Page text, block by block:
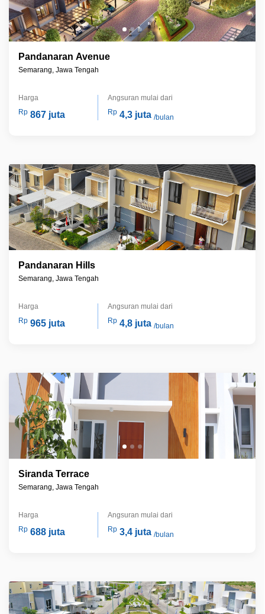
Pandanaran Avenue
Semarang, Jawa Tengah
Harga
Rp 867 juta
Angsuran mulai dari
Rp 4,3 juta /bulan
Pandanaran Hills
Semarang, Jawa Tengah
Harga
Rp 965 juta
Angsuran mulai dari
Rp 4,8 juta /bulan
Siranda Terrace
Semarang, Jawa Tengah
Harga
Rp 688 juta
Angsuran mulai dari
Rp 3,4 juta /bulan